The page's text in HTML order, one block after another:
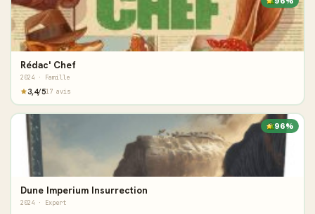
Rédac' Chef
2024 · Famille
3,4/517 avis
96%
Dune Imperium Insurrection
2024 · Expert